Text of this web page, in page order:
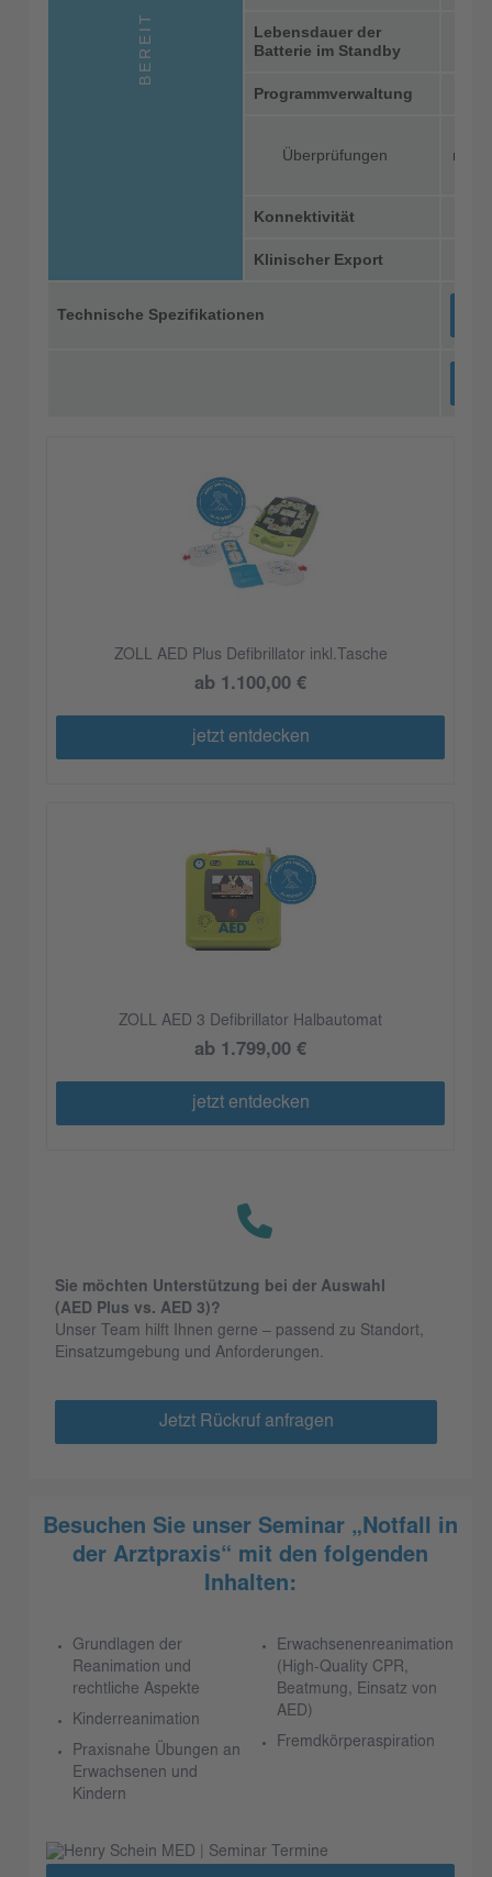
BEREIT
Lebensdauer der
Batterie im Standby
Programmverwaltung
Überprüfungen
Konnektivität
Klinischer Export
Technische Spezifikationen
ZOLL AED Plus Defibrillator inkl.Tasche
ab 1.100,00 €
jetzt entdecken
ZOLL AED 3 Defibrillator Halbautomat
ab 1.799,00 €
jetzt entdecken
Sie möchten Unterstützung bei der Auswahl
(AED Plus vs. AED 3)?
Unser Team hilft Ihnen gerne – passend zu Standort,
Einsatzumgebung und Anforderungen.
Jetzt Rückruf anfragen
Besuchen Sie unser Seminar „Notfall in
der Arztpraxis“ mit den folgenden
Inhalten:
Grundlagen der
Reanimation und
rechtliche Aspekte
Kinderreanimation
Praxisnahe Übungen an
Erwachsenen und
Kindern
Erwachsenenreanimation
(High-Quality CPR,
Beatmung, Einsatz von
AED)
Fremdkörperaspiration